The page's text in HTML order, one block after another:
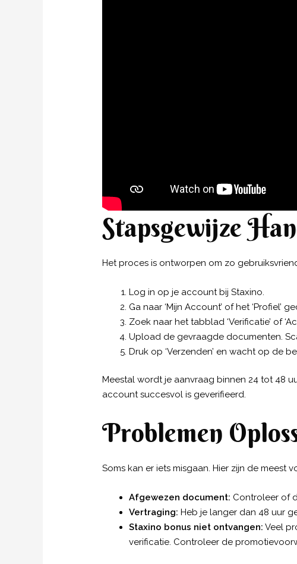
Stapsgewijze
Het proces is ontworpen om zo
Log in op je account bij Staxino.
Ga naar ‘Mijn Account’ of het ‘Profiel’
Zoek naar het tabblad ‘Verificatie’ of
Upload de gevraagde documenten.
Druk op ‘Verzenden’ en wacht op de
Meestal wordt je aanvraag binnen 24 tot 48
account succesvol is geverifieerd.
Problemen
Soms kan er iets misgaan. Hier zijn de
Afgewezen document: Controleer of
Vertraging: Heb je langer dan 48 uur
Staxino bonus niet ontvangen: Veel
verificatie. Controleer de